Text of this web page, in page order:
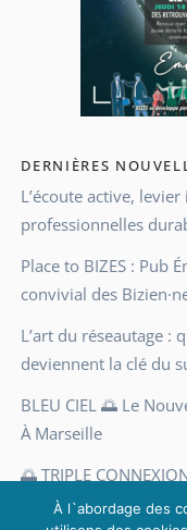
DERNIÈRES
L’écoute active,
professionnelles
Place to BIZES : Pub
convivial des
L’art du réseautage :
deviennent la clé du
BLEU CIEL 🌅 Le
À Marseille
🌅 TRIPLE
Une soirée pas
À l`abordage des